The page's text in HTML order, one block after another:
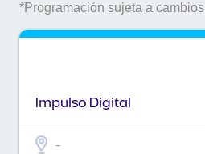
*Programación sujeta a cambios
Impulso Digital
-